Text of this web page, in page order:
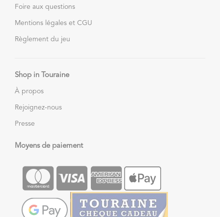
Foire aux questions
Mentions légales et CGU
Règlement du jeu
Shop in Touraine
À propos
Rejoignez-nous
Presse
Moyens de paiement